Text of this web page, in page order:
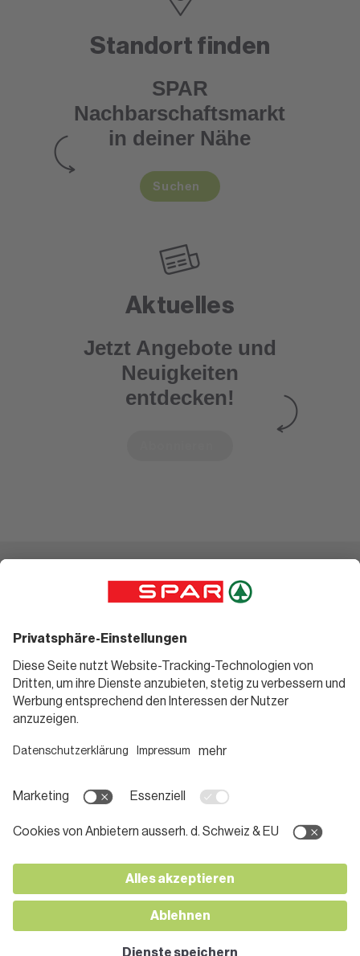
Aktuelles
Jetzt Angebote und
Neuigkeiten
entdecken!
Standort finden
SPAR
Nachbarschaftsmarkt
in deiner Nähe
Suchen
SPAR Friends
Standorte
Gutscheine
Geniessen
Rezeptwelt
Blog
Informieren
Teilnahmebedingungen
Pressemitteilungen
Karriere bei SPAR